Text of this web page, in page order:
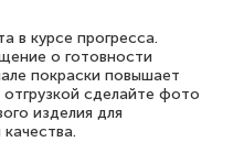
в курсе прогресса.
о готовности
покраски повышает
сделайте фото
изделия для